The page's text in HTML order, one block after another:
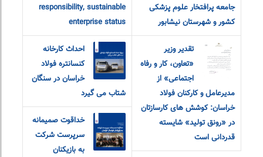
جامعه پرافتخار علوم پزشکی
کشور و شهرستان نیشابور
responsibility, sustainable
enterprise status
تقدیر وزیر
«تعاون، کار و رفاه
اجتماعی» از
مدیرعامل و کارکنان فولاد
خراسان: کوشش های کارسازتان
در «رونق تولید» شایسته
قدردانی است
احداث کارخانه
کنسانتره فولاد
خراسان در سنگان
شتاب می گیرد
خداقوت صمیمانه
سرپرست شرکت
به بازیکنان